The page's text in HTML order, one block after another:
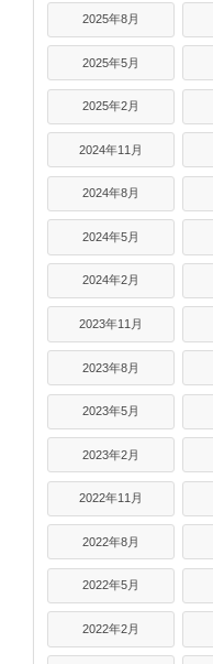
2025年8月
2025年5月
2025年2月
2024年11月
2024年8月
2024年5月
2024年2月
2023年11月
2023年8月
2023年5月
2023年2月
2022年11月
2022年8月
2022年5月
2022年2月